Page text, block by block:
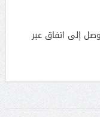
إلى اتفاق عبر